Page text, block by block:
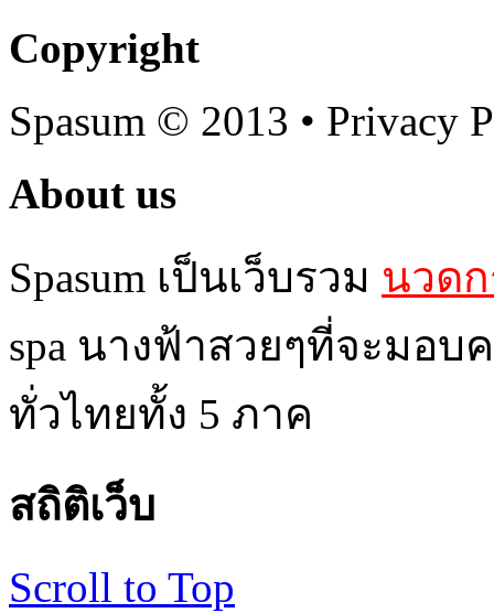
Copyright
Spasum © 2013 • Privacy
About us
Spasum เป็นเว็บรวม นวด
spa นางฟ้าสวยๆที่จะมอ
ทั่วไทยทั้ง 5 ภาค
สถิติเว็บ
Scroll to Top